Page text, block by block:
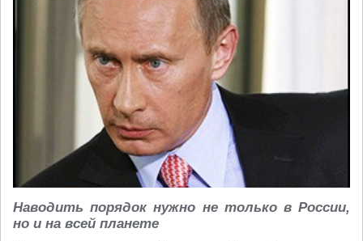
Наводить порядок нужно не только в России,
но и на всей планете